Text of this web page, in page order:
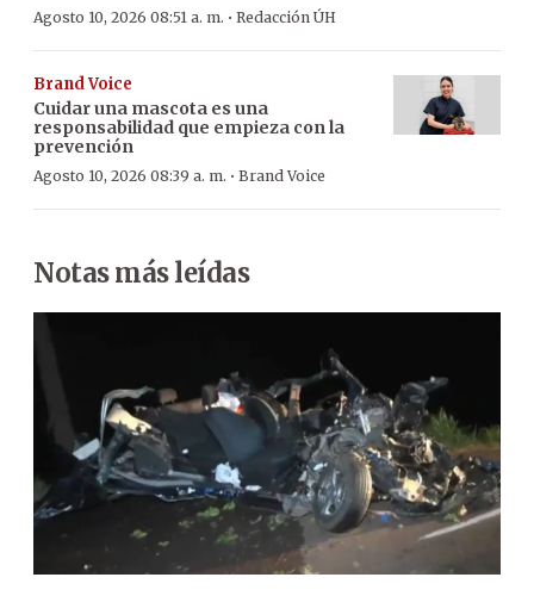
Agosto 10, 2026 08:51 a. m. · Redacción ÚH
Brand Voice
Cuidar una mascota es una
responsabilidad que empieza con la
prevención
Agosto 10, 2026 08:39 a. m. · Brand Voice
Notas más leídas